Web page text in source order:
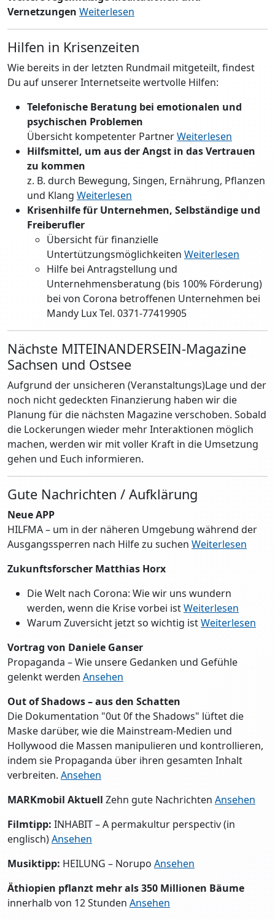
Vernetzungen Weiterlesen
Hilfen in Krisenzeiten
Wie bereits in der letzten Rundmail mitgeteilt, findest
Du auf unserer Internetseite wertvolle Hilfen:
Telefonische Beratung bei emotionalen und
psychischen Problemen
Übersicht kompetenter PartnerWeiterlesen
Hilfsmittel, um aus der Angst in das Vertrauen
zu kommen
z. B. durch Bewegung, Singen, Ernährung, Pflanzen
und Klang Weiterlesen
Krisenhilfe für Unternehmen, Selbständige und
Freiberufler
Übersicht für finanzielle
Untertützungsmöglichkeiten Weiterlesen
Hilfe bei Antragstellung und
Unternehmensberatung (bis 100% Förderung)
bei von Corona betroffenen Unternehmen bei
Mandy Lux Tel. 0371-77419905
Nächste MITEINANDERSEIN-Magazine
Sachsen und Ostsee
Aufgrund der unsicheren (Veranstaltungs)Lage und der
noch nicht gedeckten Finanzierung haben wir die
Planung für die nächsten Magazine verschoben. Sobald
die Lockerungen wieder mehr Interaktionen möglich
machen, werden wir mit voller Kraft in die Umsetzung
gehen und Euch informieren.
Gute Nachrichten / Aufklärung
Neue APP
HILFMA – um in der näheren Umgebung während der
Ausgangssperren nach Hilfe zu suchen Weiterlesen
Zukunftsforscher Matthias Horx
Die Welt nach Corona: Wie wir uns wundern
werden, wenn die Krise vorbei istWeiterlesen
Warum Zuversicht jetzt so wichtig istWeiterlesen
Vortrag von Daniele Ganser
Propaganda – Wie unsere Gedanken und Gefühle
gelenkt werden Ansehen
Out of Shadows – aus den Schatten
Die Dokumentation "0ut 0f the Shadows" lüftet die
Maske darüber, wie die Mainstream-Medien und
Hollywood die Massen manipulieren und kontrollieren,
indem sie Propaganda über ihren gesamten Inhalt
verbreiten. Ansehen
MARKmobil Aktuell Zehn gute Nachrichten Ansehen
Filmtipp: INHABIT – A permakultur perspectiv (in
englisch)Ansehen
Musiktipp: HEILUNG – Norupo Ansehen
Äthiopien pflanzt mehr als 350 Millionen Bäume
innerhalb von 12 Stunden Ansehen